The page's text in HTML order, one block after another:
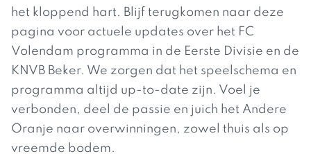
het kloppend hart. Blijf terugkomen naar deze
pagina voor actuele updates over het FC
Volendam programma in de Eerste Divisie en de
KNVB Beker. We zorgen dat het speelschema en
programma altijd up-to-date zijn. Voel je
verbonden, deel de passie en juich het Andere
Oranje naar overwinningen, zowel thuis als op
vreemde bodem.